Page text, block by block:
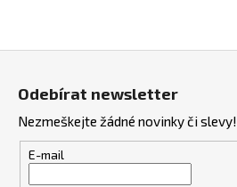
Odebírat newsletter
Nezmeškejte žádné novinky či slevy!
E-mail